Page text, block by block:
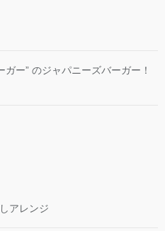
ー” のジャパニーズバーガー！
アレンジ